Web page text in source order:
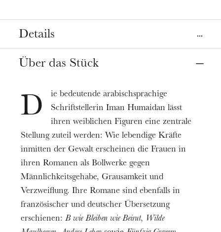
Details
Ort
Termin
27Juni 2021
Preis
Kostenlos
Spieldauer
0h10
Über das Stück
D
ie bedeutende arabischsprachige
Schriftstellerin Iman Humaidan lässt
ihren weiblichen Figuren eine zentrale
Stellung zuteil werden: Wie lebendige Kräfte
inmitten der Gewalt erscheinen die Frauen in
ihren Romanen als Bollwerke gegen
Männlichkeitsgehabe, Grausamkeit und
Verzweiflung. Ihre Romane sind ebenfalls in
französischer und deutscher Übersetzung
erschienen:B wie Bleiben wie Beirut, Wilde